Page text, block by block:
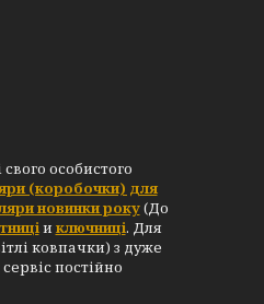
свого особистого
(коробочки) для
новинки року(До
и ключниці. Для
ковпачки) з дуже
постійно